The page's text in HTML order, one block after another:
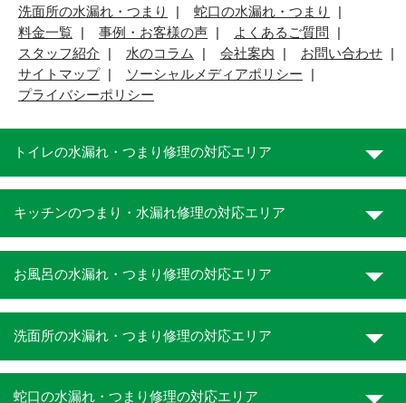
洗面所の水漏れ・つまり
蛇口の水漏れ・つまり
料金一覧
事例・お客様の声
よくあるご質問
スタッフ紹介
水のコラム 会社案内
お問い合わせ
サイトマップ
ソーシャルメディアポリシー
プライバシーポリシー
トイレの水漏れ・つまり修理の対応エリア
キッチンのつまり・水漏れ修理の対応エリア
お風呂の水漏れ・つまり修理の対応エリア
洗面所の水漏れ・つまり修理の対応エリア
蛇口の水漏れ・つまり修理の対応エリア